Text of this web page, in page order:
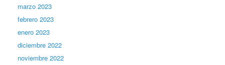
marzo 2023
febrero 2023
enero 2023
diciembre 2022
noviembre 2022